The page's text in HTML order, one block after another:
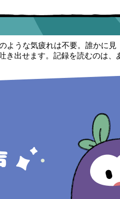
ような気疲れは不要。誰かに見
き出せます。記録を読むのは、